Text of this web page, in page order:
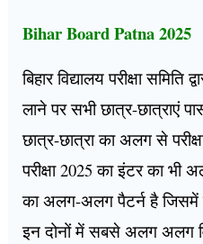
Bihar Board Patna 2025
बिहार विद्यालय परीक्षा
लाने पर सभी छात्र-छात्राएं
छात्र-छात्रा का अलग से
परीक्षा 2025 का इंटर का भी
का अलग-अलग पैटर्न है जिसमें
इन दोनों में सबसे अलग अलग